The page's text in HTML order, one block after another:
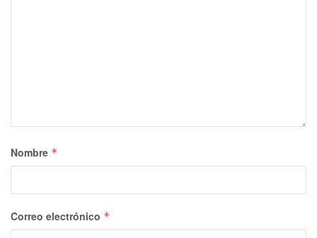
Nombre *
Correo electrónico *